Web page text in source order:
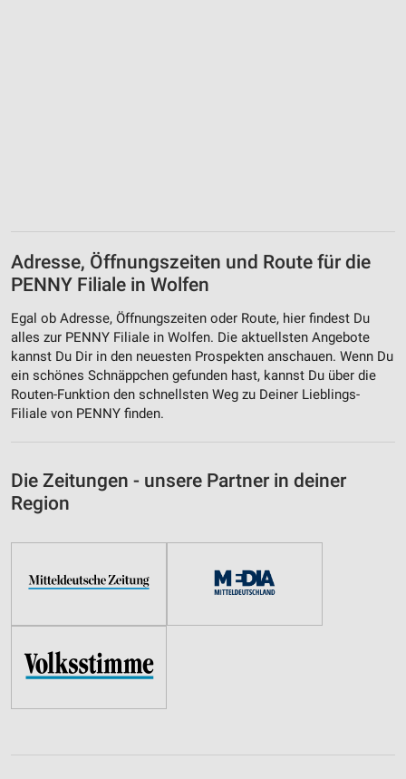
Adresse, Öffnungszeiten und Route für die
PENNY Filiale in Wolfen
Egal ob Adresse, Öffnungszeiten oder Route, hier findest Du
alles zur PENNY Filiale in Wolfen. Die aktuellsten Angebote
kannst Du Dir in den neuesten Prospekten anschauen. Wenn Du
ein schönes Schnäppchen gefunden hast, kannst Du über die
Routen-Funktion den schnellsten Weg zu Deiner Lieblings-
Filiale von PENNY finden.
Die Zeitungen - unsere Partner in deiner
Region